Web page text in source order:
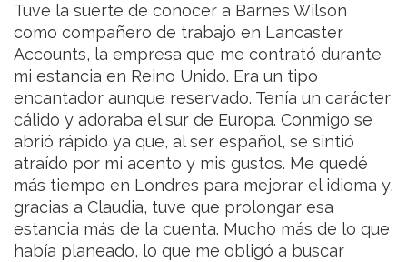
Tuve la suerte de conocer a Barnes Wilson
como compañero de trabajo en Lancaster
Accounts, la empresa que me contrató durante
mi estancia en Reino Unido. Era un tipo
encantador aunque reservado. Tenía un carácter
cálido y adoraba el sur de Europa. Conmigo se
abrió rápido ya que, al ser español, se sintió
atraído por mi acento y mis gustos. Me quedé
más tiempo en Londres para mejorar el idioma y,
gracias a Claudia, tuve que prolongar esa
estancia más de la cuenta. Mucho más de lo que
había planeado, lo que me obligó a buscar